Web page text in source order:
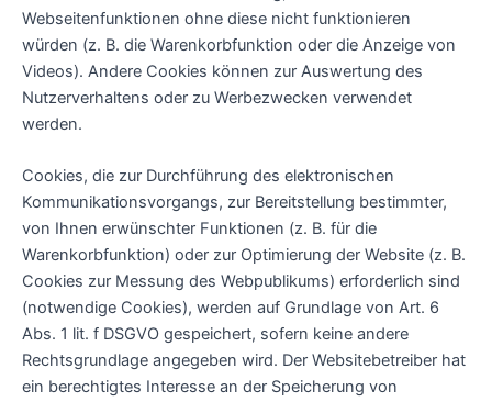
Webseitenfunktionen ohne diese nicht funktionieren
würden (z. B. die Warenkorbfunktion oder die Anzeige von
Videos). Andere Cookies können zur Auswertung des
Nutzerverhaltens oder zu Werbezwecken verwendet
werden.
Cookies, die zur Durchführung des elektronischen
Kommunikationsvorgangs, zur Bereitstellung bestimmter,
von Ihnen erwünschter Funktionen (z. B. für die
Warenkorbfunktion) oder zur Optimierung der Website (z. B.
Cookies zur Messung des Webpublikums) erforderlich sind
(notwendige Cookies), werden auf Grundlage von Art. 6
Abs. 1 lit. f DSGVO gespeichert, sofern keine andere
Rechtsgrundlage angegeben wird. Der Websitebetreiber hat
ein berechtigtes Interesse an der Speicherung von